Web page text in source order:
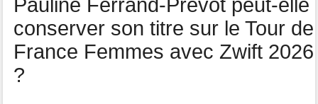
05/08
Tour de Pologne
Jamais 2 sans 3 pour Jonathan Milan, vainqueur de la 3e étape !
Pauline Ferrand-Prévot peut-elle
conserver son titre sur le Tour de
France Femmes avec Zwift 2026
?